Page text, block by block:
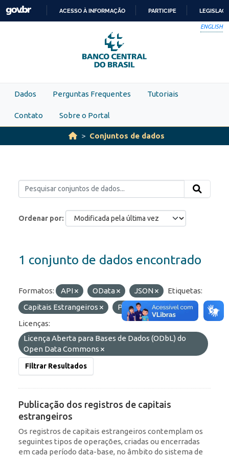
Skip to main content
PARA
O
CONTEÚDO
ACESSO À INFORMAÇÃO PARTICIPE
ENGLISH
Dados Perguntas Frequentes Tutoriais
Contato Sobre o Portal
Conjuntos de dados
Ordenar por
1 conjunto de dados encontrado
Formatos: API OData JSON
Etiquetas:
Capitais Estrangeiros
Portfólio
IED
Licenças:
Licença Aberta para Bases de Dados (ODbL) do
Open Data Commons
Filtrar Resultados
Publicação dos registros de capitais
estrangeiros
Os registros de capitais estrangeiros contemplam os
seguintes tipos de operações, criadas ou encerradas
em cada período data-base, no âmbito do sistema de